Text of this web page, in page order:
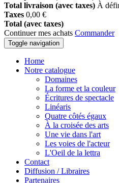
Total livraison (avec taxes) À
Taxes 0,00 €
Total (avec taxes)
Continuer mes achats Commander
Toggle navigation
Home
Notre catalogue
Domaines
La forme et la couleur
Écritures de spectacle
Linéaris
Quatre côtés égaux
À la croisée des arts
Une vie dans l'art
Les voies de l'acteur
L'Oeil de la lettra
Contact
Diffusion / Libraires
Partenaires